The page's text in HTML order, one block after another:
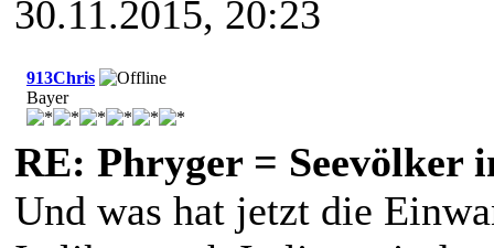
30.11.2015, 20:23
913Chris
Bayer
RE: Phryger = Seevölker
Und was hat jetzt die